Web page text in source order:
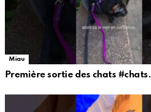
Miau
Première sortie des chats #chats.